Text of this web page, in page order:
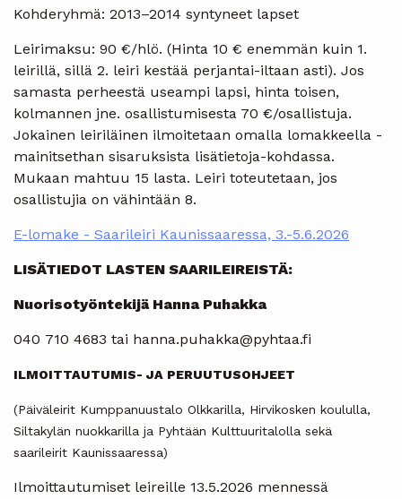
Kohderyhmä: 2013–2014 syntyneet lapset
Leirimaksu: 90 €/hlö. (Hinta 10 € enemmän kuin 1.
leirillä, sillä 2. leiri kestää perjantai-iltaan asti). Jos
samasta perheestä useampi lapsi, hinta toisen,
kolmannen jne. osallistumisesta 70 €/osallistuja.
Jokainen leiriläinen ilmoitetaan omalla lomakkeella -
mainitsethan sisaruksista lisätietoja-kohdassa.
Mukaan mahtuu 15 lasta. Leiri toteutetaan, jos
osallistujia on vähintään 8.
E-lomake - Saarileiri Kaunissaaressa, 3.-5.6.2026
LISÄTIEDOT LASTEN SAARILEIREISTÄ:
Nuorisotyöntekijä Hanna Puhakka
040 710 4683 tai hanna.puhakka@pyhtaa.fi
ILMOITTAUTUMIS- JA PERUUTUSOHJEET
(Päiväleirit Kumppanuustalo Olkkarilla, Hirvikosken koululla,
Siltakylän nuokkarilla ja Pyhtään Kulttuuritalolla sekä
saarileirit Kaunissaaressa)
Ilmoittautumiset leireille 13.5.2026 mennessä